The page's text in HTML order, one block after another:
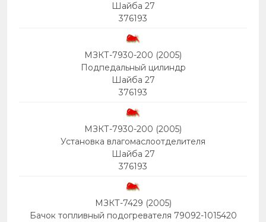
Шайба 27
376193
МЗКТ-7930-200 (2005)
Подпедальный цилиндр
Шайба 27
376193
МЗКТ-7930-200 (2005)
Установка влагомаслоотделителя
Шайба 27
376193
МЗКТ-7429 (2005)
Бачок топливный подогревателя 79092-1015420